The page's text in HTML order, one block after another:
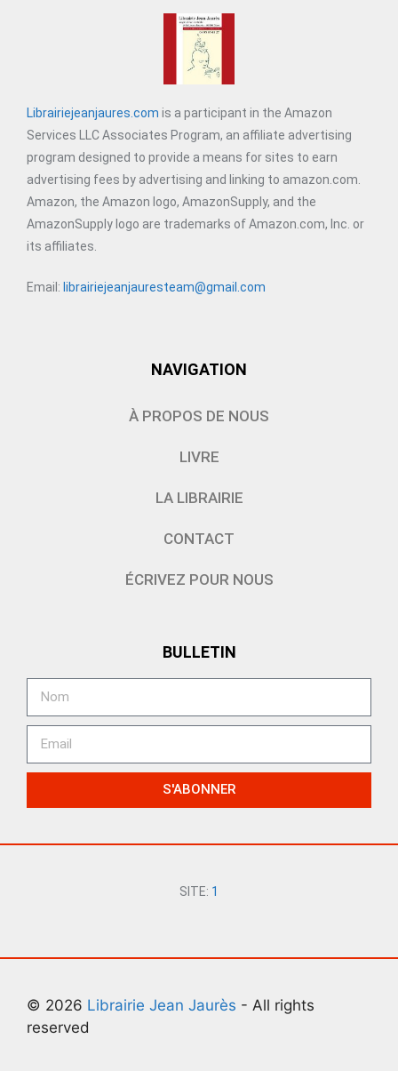
Librairiejeanjaures.com is a participant in the Amazon
Services LLC Associates Program, an affiliate advertising
program designed to provide a means for sites to earn
advertising fees by advertising and linking to amazon.com.
Amazon, the Amazon logo, AmazonSupply, and the
AmazonSupply logo are trademarks of Amazon.com, Inc. or
its affiliates.
Email: librairiejeanjauresteam@gmail.com
NAVIGATION
À PROPOS DE NOUS
LIVRE
LA LIBRAIRIE
CONTACT
ÉCRIVEZ POUR NOUS
BULLETIN
S'ABONNER
SITE: 1
© 2026 Librairie Jean Jaurès - All rights
reserved